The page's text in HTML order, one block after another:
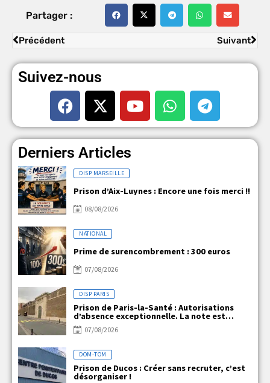
Partager :
Précédent Suivant
Suivez-nous
Derniers Articles
DISP MARSEILLE
Prison d’Aix-Luynes : Encore une fois merci !!
08/08/2026
NATIONAL
Prime de surencombrement : 300 euros
07/08/2026
DISP PARIS
Prison de Paris-la-Santé : Autorisations
d’absence exceptionnelle. La note est
claire, mais la réalité ne l’est pas !
07/08/2026
DOM-TOM
Prison de Ducos : Créer sans recruter, c’est
désorganiser !